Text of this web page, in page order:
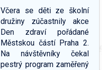
Včera se děti ze školní
družiny zúčastnily akce
Den zdraví pořádané
Městskou částí Praha 2.
Na návštěvníky čekal
pestrý program zaměřený